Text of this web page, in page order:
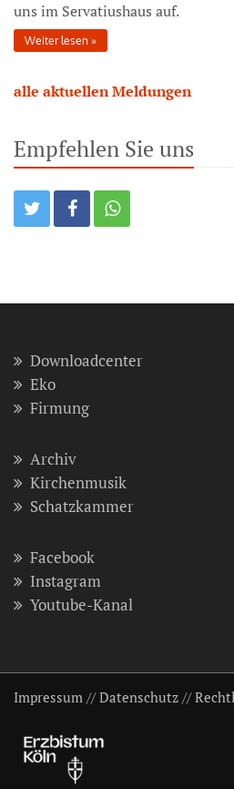
uns im Servatiushaus auf.
Weiter lesen
alle aktuellen Meldungen
Empfehlen Sie uns
Downloadcenter
Eko
Firmung
Archiv
Kirchenmusik
Schatzkammer
Facebook
Instagram
Youtube-Kanal
Impressum //Datenschutz //